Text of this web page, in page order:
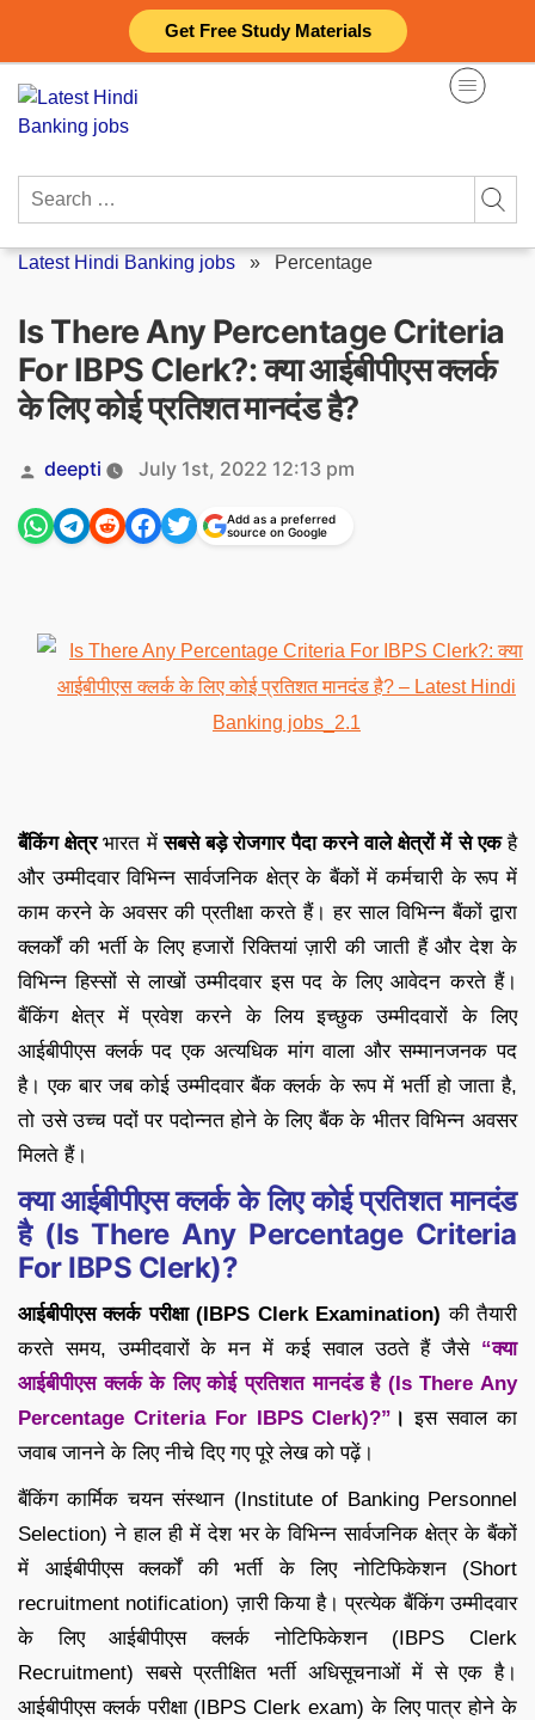
Get Free Study Materials
content
Search
Latest Hindi Banking jobs » Percentage
Is There Any Percentage Criteria
For IBPS Clerk?: क्या आईबीपीएस क्लर्क
के लिए कोई प्रतिशत मानदंड है?
Posted
deepti July 1st, 2022 12:13 pm
Add as a preferred
source on Google
बैंकिंग क्षेत्रभारत मेंसबसे बड़े रोजगार पैदा करने वाले क्षेत्रों में से एकहै
और उम्मीदवार विभिन्न सार्वजनिक क्षेत्र के बैंकों में कर्मचारी के रूप में
काम करने के अवसर की प्रतीक्षा करते हैं। हर साल विभिन्न बैंकों द्वारा
क्लर्कों की भर्ती के लिए हजारों रिक्तियां ज़ारी की जाती हैं और देश के
विभिन्न हिस्सों से लाखों उम्मीदवार इस पद के लिए आवेदन करते हैं।
बैंकिंग क्षेत्र में प्रवेश करने के लिय इच्छुक उम्मीदवारों के लिए
आईबीपीएस क्लर्क पद एक अत्यधिक मांग वाला और सम्मानजनक पद
है। एक बार जब कोई उम्मीदवार बैंक क्लर्क के रूप में भर्ती हो जाता है,
तो उसे उच्च पदों पर पदोन्नत होने के लिए बैंक के भीतर विभिन्न अवसर
मिलते हैं।
क्या आईबीपीएस क्लर्क के लिए कोई प्रतिशत मानदंड
है (Is There Any Percentage Criteria
For IBPS Clerk)?
आईबीपीएस क्लर्क परीक्षा (IBPS Clerk Examination)की तैयारी
करते समय, उम्मीदवारों के मन में कई सवाल उठते हैं जैसे “क्या
आईबीपीएस क्लर्क के लिए कोई प्रतिशत मानदंड है (Is There Any
Percentage Criteria For IBPS Clerk)?” । इस सवाल का
जवाब जानने के लिए नीचे दिए गए पूरे लेख को पढ़ें।
बैंकिंग कार्मिक चयन संस्थान (Institute of Banking Personnel
Selection) ने हाल ही में देश भर के विभिन्न सार्वजनिक क्षेत्र के बैंकों
में आईबीपीएस क्लर्कों की भर्ती के लिए नोटिफिकेशन (Short
recruitment notification) ज़ारी किया है। प्रत्येक बैंकिंग उम्मीदवार
के लिए आईबीपीएस क्लर्क नोटिफिकेशन (IBPS Clerk
Recruitment) सबसे प्रतीक्षित भर्ती अधिसूचनाओं में से एक है।
आईबीपीएस क्लर्क परीक्षा (IBPS Clerk exam) के लिए पात्र होने के